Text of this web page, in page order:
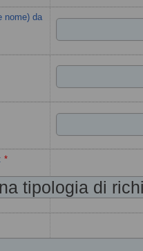
nome) da
:*